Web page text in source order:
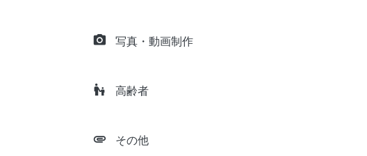
camera_alt 写真・動画制作
escalator_warning 高齢者
attachment その他